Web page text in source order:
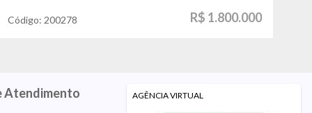
Código: 200278 R$ 1.800.000
Atendimento AGÊNCIA VIRTUAL